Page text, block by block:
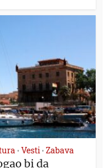
• Vesti • Zabava
bi da